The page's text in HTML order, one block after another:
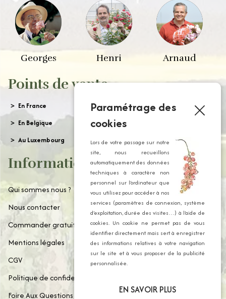
Georges Henri Arnaud
Points de vente
En France
En Belgique
Au Luxembourg
Informations
Qui sommes nous ?
Nous contacter
Commander gratuitement notre catalogue
Mentions légales
CGV
Politique de confidentialité
Foire Aux Questions
Paramétrage des
cookies
Lors de votre passage sur notre
site, nous recueillons
automatiquement des données
techniques à caractère non
personnel sur l’ordinateur que
vous utilisez pour accéder à nos
services (paramètres de connexion, système
d’exploitation, durée des visites…) à l’aide de
cookies. Un cookie ne permet pas de vous
identifier directement mais sert à enregistrer
des informations relatives à votre navigation
sur le site et à vous proposer de la publicité
personnalisée.
EN SAVOIR PLUS